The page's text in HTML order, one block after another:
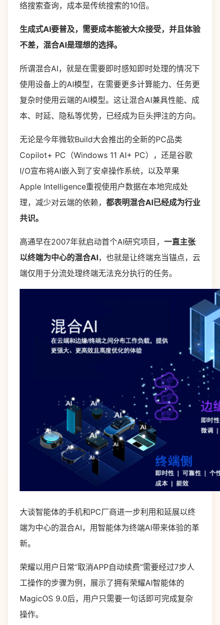
络搜索查询，成本是传统搜索的10倍。
生成式AI要普及，需要成本能被大众接受，并且体验
不差，混合AI是理想的选择。
所谓混合AI，就是在需要即时感知即时处理的情况下
使用设备上的AI模型，在需要更多计算能力、任务更
复杂时使用云端的AI模型。这让混合AI兼具性能、成
本、时延、隐私等优势，已经成为巨头押注的方向。
无论是今年微软Build大会推出的全新的PC品类
Copilot+ PC（Windows 11 AI+ PC），还是谷歌
I/O宣布将AI嵌入到了安卓操作系统，以及苹果
Apple Intelligence重视使用户数据在本地完成处
理，减少对云端的依赖， 都表明混合AI已经成为行业
共识。
高通早在2007年就启动首个AI研究项目， 一直主张
以终端为中心的混合AI，也就是让终端充当锚点，云
端仅用于分流处理终端无法充分执行的任务。
大谈智能体的手机和PC厂商进一步利用和延展以终
端为中心的混合AI，用智能体为终端AI带来体验的革
新。
荣耀以用户日常“取消APP自动续费”需要经过7步人
工操作的步骤为例，展示了拥有荣耀AI智能体的
MagicOS 9.0后，用户只需要一句话即可完成复杂
操作。